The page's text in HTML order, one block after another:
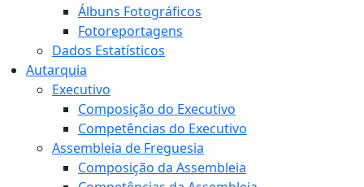
Álbuns Fotográficos
Fotoreportagens
Dados Estatísticos
Autarquia
Executivo
Composição do Executivo
Competências do Executivo
Assembleia de Freguesia
Composição da Assembleia